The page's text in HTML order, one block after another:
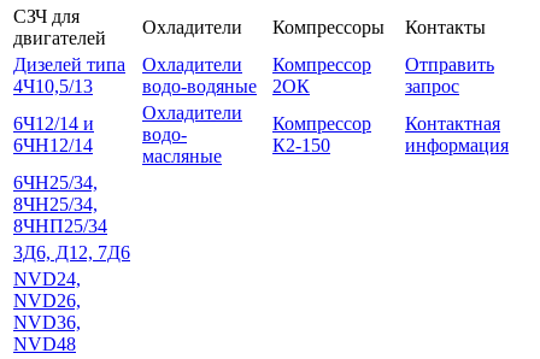
СЗЧ для
двигателей
Охладители Компрессоры
Контакты
Дизелей типа
4Ч10,5/13
Охладители
водо-водяные
Компрессор
2ОК
Отправить
запрос
6Ч12/14 и
6ЧН12/14
Охладители
водо-
масляные
Компрессор
К2-150
Контактная
информация
6ЧН25/34,
8ЧН25/34,
8ЧНП25/34
3Д6, Д12, 7Д6
NVD24,
NVD26,
NVD36,
NVD48